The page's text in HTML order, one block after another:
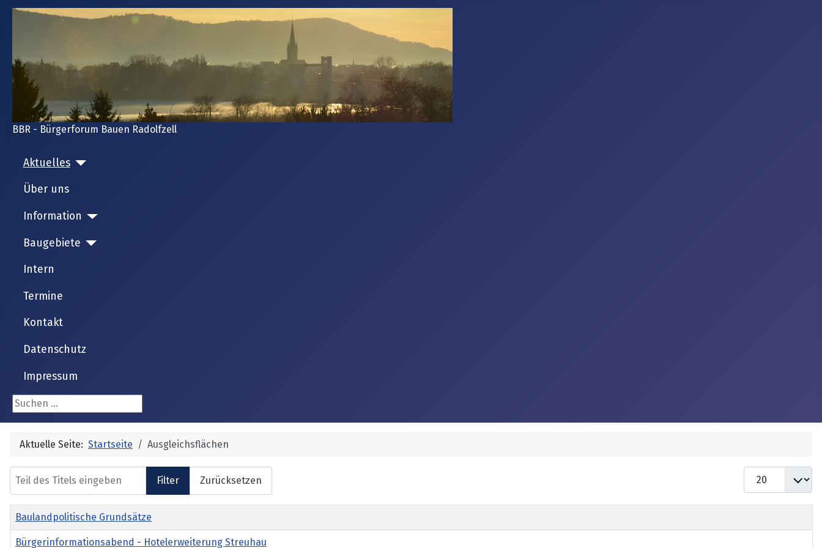
BBR - Bürgerforum Bauen Radolfzell
Aktuelles
Über uns
Information
Baugebiete
Intern
Termine
Kontakt
Datenschutz
Impressum
Suchen ...
Aktuelle Seite: Startseite Ausgleichsflächen
Teil des Titels eingeben
Filter Zurücksetzen
Anzeige #
Titel
Baulandpolitische Grundsätze
Bürgerinformationsabend - Hotelerweiterung Streuhau